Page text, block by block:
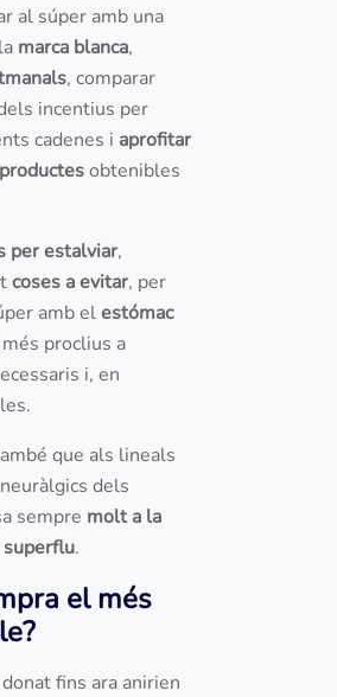
al súper amb una
marca blanca,
, comparar
incentius per
cadenes i aprofitar
obtenibles
per estalviar,
coses a evitar, per
amb elestómac
proclius a
i, en
que als lineals
dels
sempre molt a la
superflu.
el més
fins ara anirien